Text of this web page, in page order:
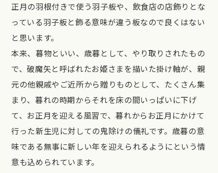
正月の羽根付きで使う羽子板や、飲食店の店飾りとな
っている羽子板と飾る意味が違う板なので良くはない
と思います。
本来、暮物といい、歳暮として、やり取りされたもの
で、破魔矢と呼ばれたお姫さまを描いた掛け軸が、親
元の他親戚やご近所から贈りものとして、たくさん集
まり、暮れの時期からそれを床の間いっぱいに下げ
て、お正月を迎える風習で、暮れからお正月にかけて
行った新生児に対しての鬼除けの儀礼です。歳暮の意
味である無事に新しい年を迎えられるようにという情
意も込められています。